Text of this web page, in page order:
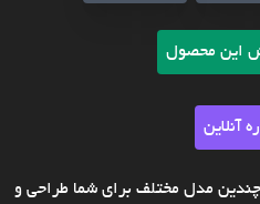
این محصول
آنلاین
مدل مختلف برای شما طراحی و